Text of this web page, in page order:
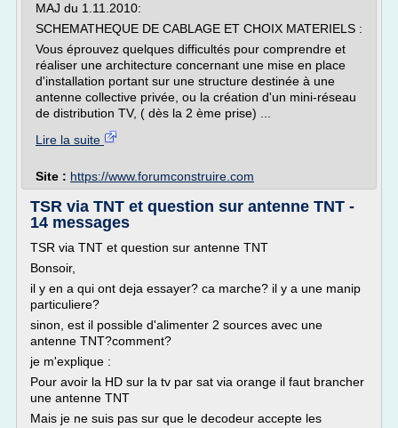
MAJ du 1.11.2010:
SCHEMATHEQUE DE CABLAGE ET CHOIX MATERIELS :
Vous éprouvez quelques difficultés pour comprendre et
réaliser une architecture concernant une mise en place
d'installation portant sur une structure destinée à une
antenne collective privée, ou la création d'un mini-réseau
de distribution TV, ( dès la 2 ème prise) ...
Lire la suite
Site : https://www.forumconstruire.com
TSR via TNT et question sur antenne TNT -
14 messages
TSR via TNT et question sur antenne TNT
Bonsoir,
il y en a qui ont deja essayer? ca marche? il y a une manip
particuliere?
sinon, est il possible d'alimenter 2 sources avec une
antenne TNT?comment?
je m'explique :
Pour avoir la HD sur la tv par sat via orange il faut brancher
une antenne TNT
Mais je ne suis pas sur que le decodeur accepte les